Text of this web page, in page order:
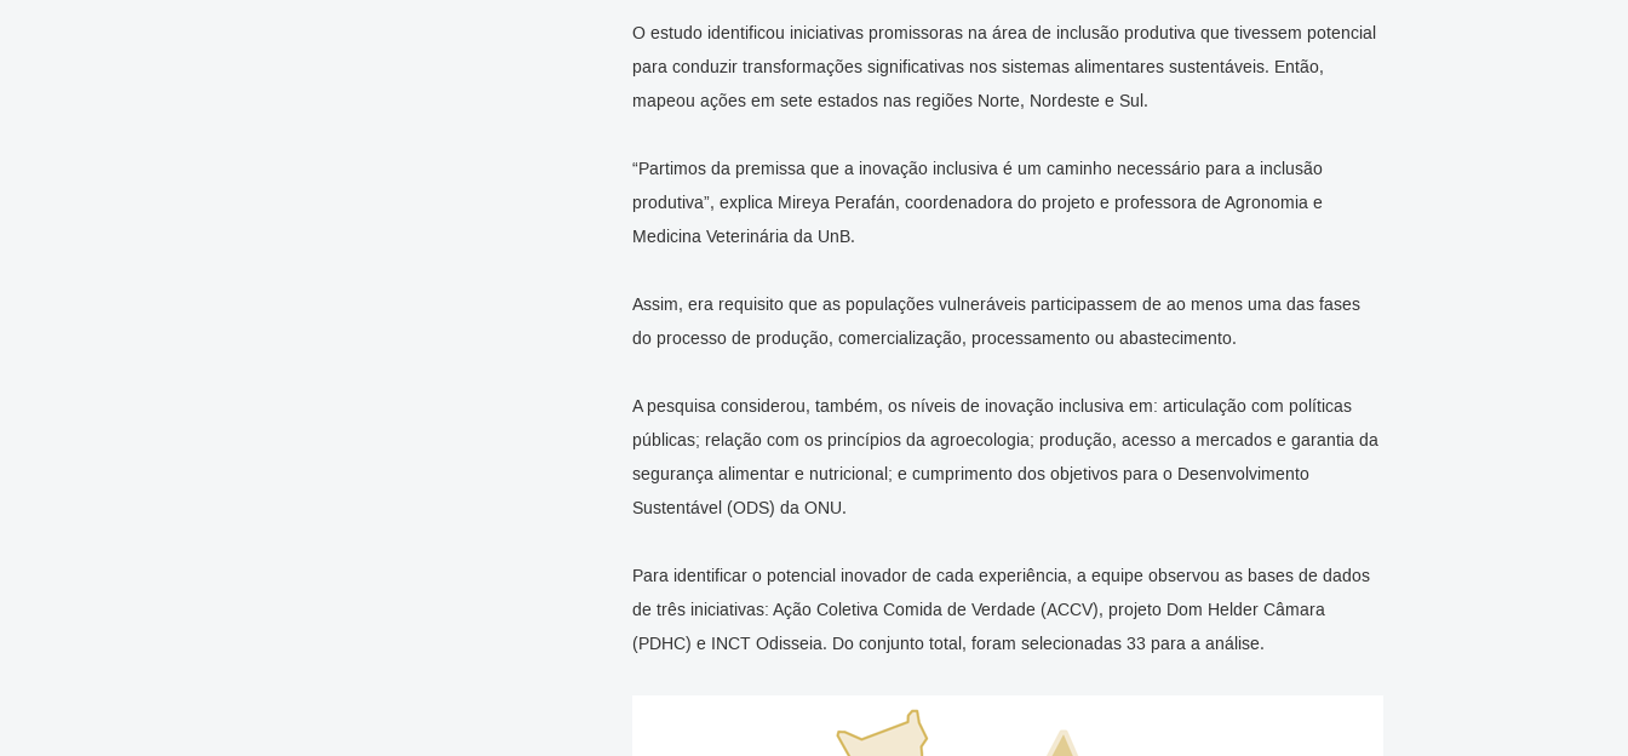
O estudo identificou iniciativas promissoras na área de inclusão produtiva que tivessem potencial
para conduzir transformações significativas nos sistemas alimentares sustentáveis. Então,
mapeou ações em sete estados nas regiões Norte, Nordeste e Sul.
“Partimos da premissa que a inovação inclusiva é um caminho necessário para a inclusão
produtiva”, explica Mireya Perafán, coordenadora do projeto e professora de Agronomia e
Medicina Veterinária da UnB.
Assim, era requisito que as populações vulneráveis participassem de ao menos uma das fases
do processo de produção, comercialização, processamento ou abastecimento.
A pesquisa considerou, também, os níveis de inovação inclusiva em: articulação com políticas
públicas; relação com os princípios da agroecologia; produção, acesso a mercados e garantia da
segurança alimentar e nutricional; e cumprimento dos objetivos para o Desenvolvimento
Sustentável (ODS) da ONU.
Para identificar o potencial inovador de cada experiência, a equipe observou as bases de dados
de três iniciativas: Ação Coletiva Comida de Verdade (ACCV), projeto Dom Helder Câmara
(PDHC) e INCT Odisseia. Do conjunto total, foram selecionadas 33 para a análise.